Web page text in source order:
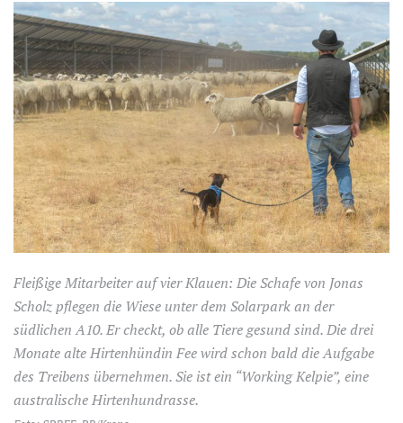
Fleißige Mitarbeiter auf vier Klauen: Die Schafe von Jonas
Scholz pflegen die Wiese unter dem Solarpark an der
südlichen A10. Er checkt, ob alle Tiere gesund sind. Die drei
Monate alte Hirtenhündin Fee wird schon bald die Aufgabe
des Treibens übernehmen. Sie ist ein “Working Kelpie”, eine
australische Hirtenhundrasse.